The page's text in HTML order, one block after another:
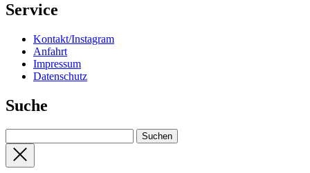
Service
Kontakt/Instagram
Anfahrt
Impressum
Datenschutz
Suche